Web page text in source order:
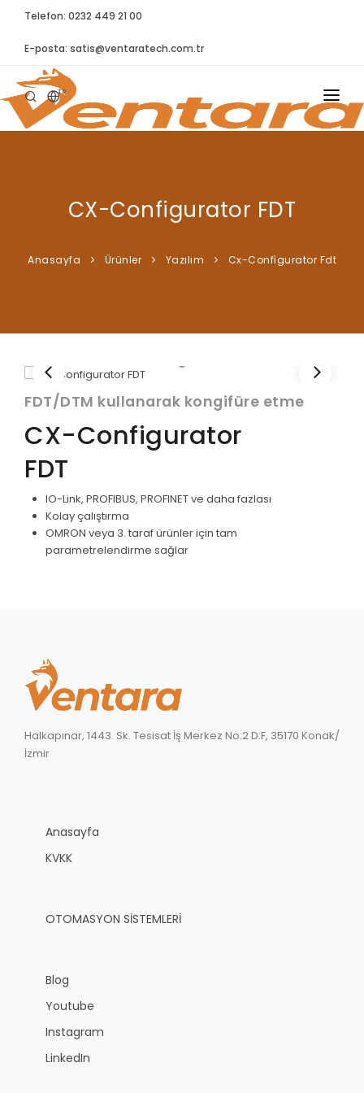
Telefon: 0232 449 21 00
E-posta: satis@ventaratech.com.tr
TR
ANASAYFA
ÜRÜNLERCX-Configurator FDT
Anasayfa Ürünler Yazılım Cx-Confi̇gurator Fdt
FDT/DTM kullanarak kongifüre etme
CX-Configurator
FDT
IO-Link, PROFIBUS, PROFINET ve daha fazlası
Kolay çalıştırma
OMRON veya 3. taraf ürünler için tam
parametrelendirme sağlar
Halkapınar, 1443. Sk. Tesisat İş Merkez No:2 D:F, 35170 Konak/
İzmir
Anasayfa
KVKK
OTOMASYON SİSTEMLERİ
Blog
Youtube
Instagram
LinkedIn